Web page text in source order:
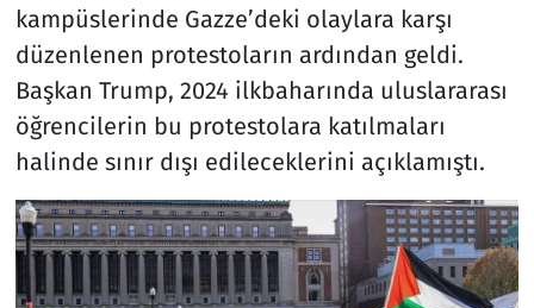
kampüslerinde Gazze’deki olaylara karşı
düzenlenen protestoların ardından geldi.
Başkan Trump, 2024 ilkbaharında uluslararası
öğrencilerin bu protestolara katılmaları
halinde sınır dışı edileceklerini açıklamıştı.